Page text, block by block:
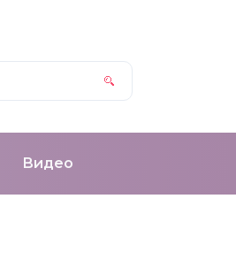
Видео